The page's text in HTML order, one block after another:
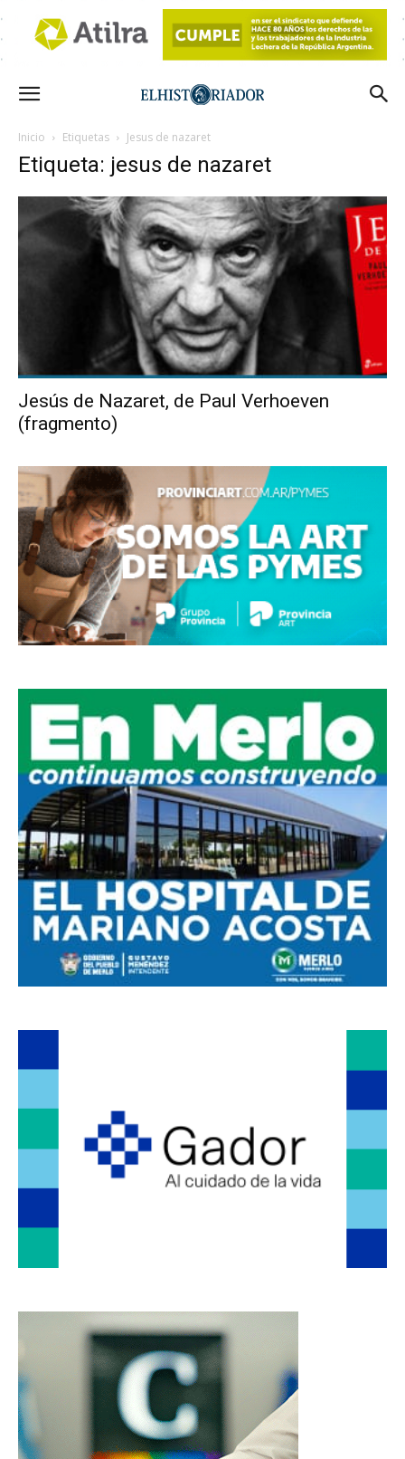
Inicio Etiquetas Jesus de nazaret
Etiqueta: jesus de nazaret
Jesús de Nazaret, de Paul Verhoeven
(fragmento)